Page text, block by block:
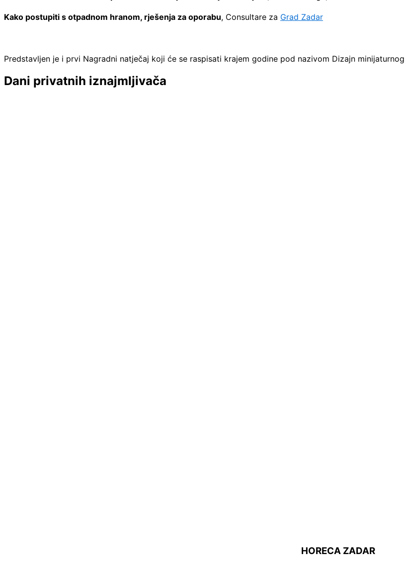
HORECA ZADAR
Kako postupiti s otpadnom hranom, rješenja za oporabu, Consultare za Grad Zadar
Predstavljen je i prvi Nagradni natječaj koji će se raspisati krajem godine pod nazivom Dizajn
Dani privatnih iznajmljivača